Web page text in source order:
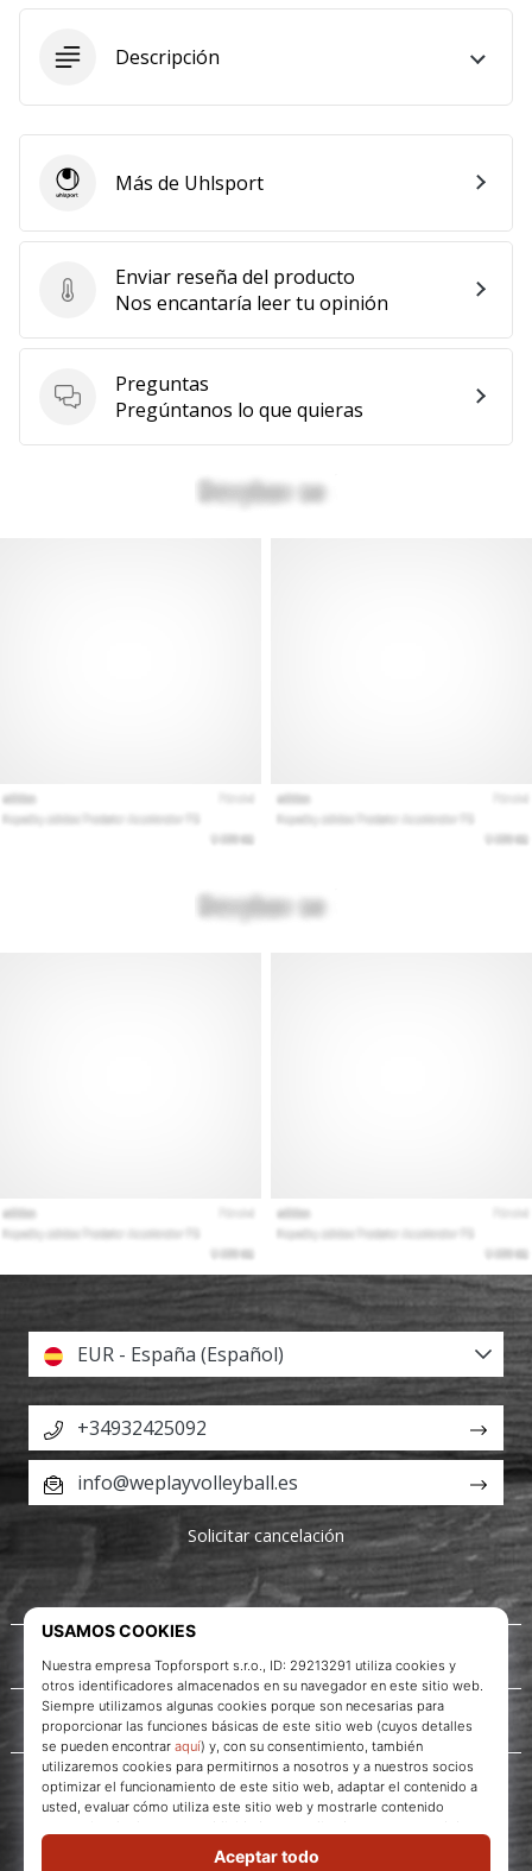
Descripción
Enviar reseña del producto
Enviar reseña del producto
Nos encantaría leer tu opinión
Preguntas
Preguntas
Pregúntanos lo que quieras
UhlsportMás de Uhlsport
Acerca de nosotros
Servicio al cliente
EUR - España (Español)
+34932425092
info@weplayvolleyball.es
Solicitar cancelación